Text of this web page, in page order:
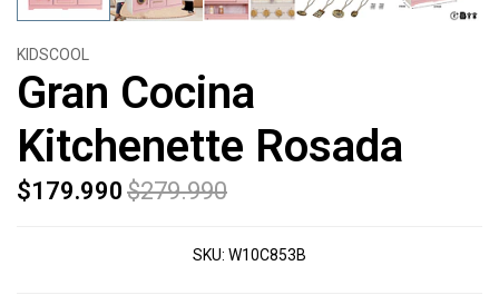
KIDSCOOL
Gran Cocina
Kitchenette Rosada
$179.990 $279.990
SKU: W10C853B